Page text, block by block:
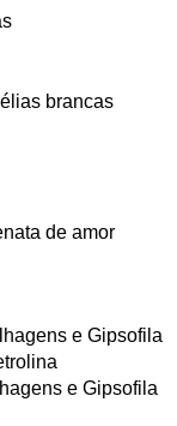
brancas
de amor
e Gipsofila